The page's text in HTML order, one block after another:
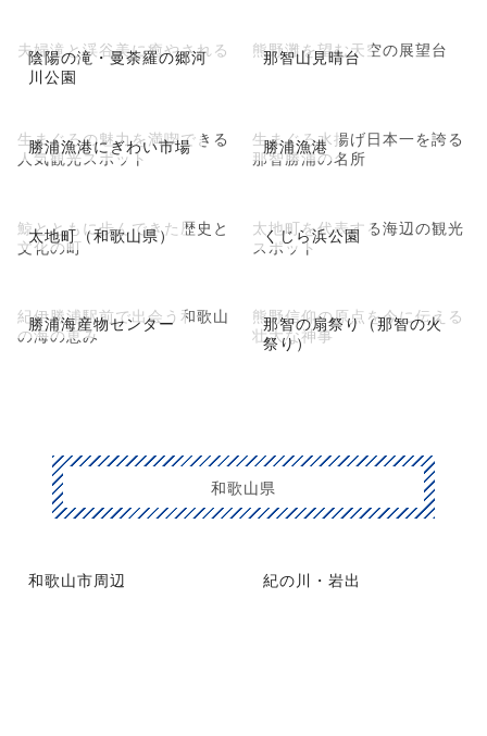
陰陽の滝・曼荼羅の郷河
川公園
夫婦滝と渓谷美に癒やされる 那智山見晴台
熊野灘を望む天空の展望台
勝浦漁港にぎわい市場
生まぐろの魅力を満喫できる
人気観光スポット
勝浦漁港
生まぐろ水揚げ日本一を誇る
那智勝浦の名所
太地町（和歌山県）
鯨とともに歩んできた歴史と
文化の町
くじら浜公園
太地町を代表する海辺の観光
スポット
勝浦海産物センター
紀伊勝浦駅前で出会う和歌山
の海の恵み
那智の扇祭り（那智の火
祭り）
熊野信仰の原点を今に伝える
壮大な神事
和歌山県
和歌山市周辺 紀の川・岩出